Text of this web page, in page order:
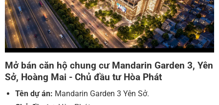
Mở bán căn hộ chung cư Mandarin Garden 3, Yên
Sở, Hoàng Mai - Chủ đầu tư Hòa Phát
Tên dự án: Mandarin Garden 3 Yên Sở.